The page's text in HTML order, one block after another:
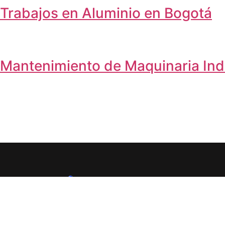
Trabajos en Aluminio en Bogotá
Mantenimiento de Maquinaria